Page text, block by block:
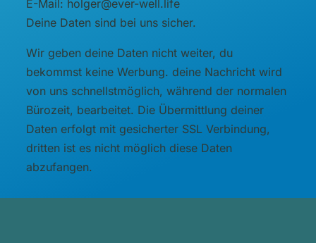
E-Mail: holger@ever-well.life
Deine Daten sind bei uns sicher.
Wir geben deine Daten nicht weiter, du
bekommst keine Werbung. deine Nachricht wird
von uns schnellstmöglich, während der normalen
Bürozeit, bearbeitet. Die Übermittlung deiner
Daten erfolgt mit gesicherter SSL Verbindung,
dritten ist es nicht möglich diese Daten
abzufangen.